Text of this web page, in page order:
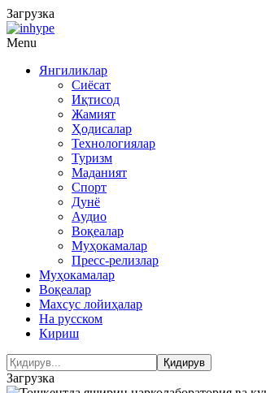
Загрузка
Menu
Янгиликлар
Сиёсат
Иқтисод
Жамият
Ҳодисалар
Технологиялар
Туризм
Маданият
Спорт
Дунё
Аудио
Воқеалар
Муҳокамалар
Пресс-релизлар
Муҳокамалар
Воқеалар
Махсус лойиҳалар
На русском
Кириш
Загрузка